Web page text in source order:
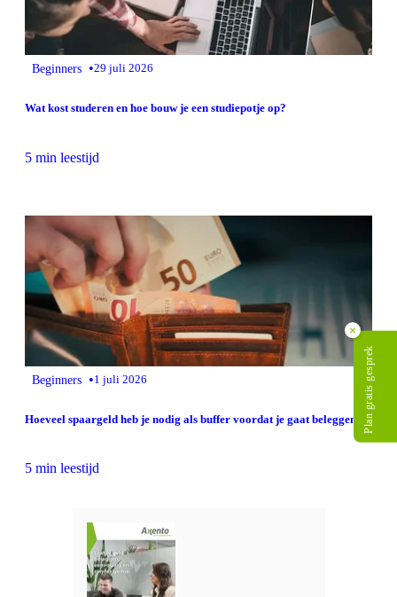
Beginners •29 juli 2026
Wat kost studeren en hoe bouw je een studiepotje op?
5 min leestijd
Beginners •1 juli 2026
Hoeveel spaargeld heb je nodig als buffer voordat je gaat beleggen?
5 min leestijd
×
Plan gratis gesprek